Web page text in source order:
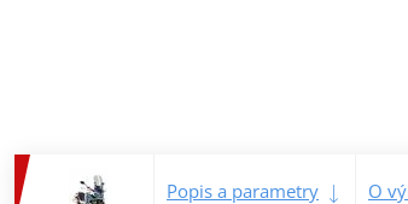
Popis a parametry O